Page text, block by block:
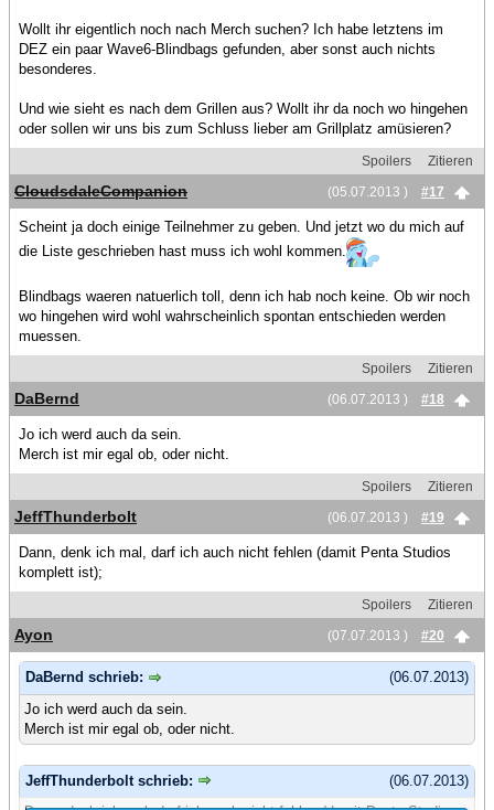
Wollt ihr eigentlich noch nach Merch suchen? Ich habe letztens im
DEZ ein paar Wave6-Blindbags gefunden, aber sonst auch nichts
besonderes.
Und wie sieht es nach dem Grillen aus? Wollt ihr da noch wo hingehen
oder sollen wir uns bis zum Schluss lieber am Grillplatz amüsieren?
Spoilers
Zitieren
(05.07.2013 )
#17
CloudsdaleCompanion
Scheint ja doch einige Teilnehmer zu geben. Und jetzt wo du mich auf
die Liste geschrieben hast muss ich wohl kommen.
Blindbags waeren natuerlich toll, denn ich hab noch keine. Ob wir noch
wo hingehen wird wohl wahrscheinlich spontan entschieden werden
muessen.
Spoilers
Zitieren
(06.07.2013 )
#18
DaBernd
Jo ich werd auch da sein.
Merch ist mir egal ob, oder nicht.
Spoilers
Zitieren
(06.07.2013 )
#19
JeffThunderbolt
Dann, denk ich mal, darf ich auch nicht fehlen (damit Penta Studios
komplett ist);
Spoilers
Zitieren
(07.07.2013 )
#20
Ayon
(06.07.2013)
DaBernd schrieb:
Jo ich werd auch da sein.
Merch ist mir egal ob, oder nicht.
(06.07.2013)
JeffThunderbolt schrieb: